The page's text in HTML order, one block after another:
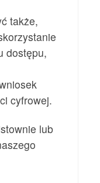
także,
dostępu,
cyfrowej.
lub